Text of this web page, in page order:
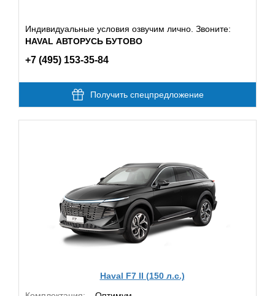
Индивидуальные условия озвучим лично. Звоните:
HAVAL АВТОРУСЬ БУТОВО
+7 (495) 153-35-84
Получить спецпредложение
Haval F7 II (150 л.с.)